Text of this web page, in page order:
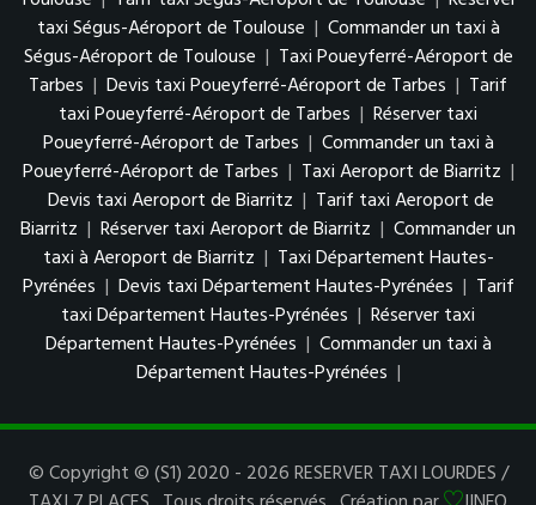
taxi Ségus-Aéroport de Toulouse | Commander un taxi à
Ségus-Aéroport de Toulouse | Taxi Poueyferré-Aéroport de
Tarbes | Devis taxi Poueyferré-Aéroport de Tarbes | Tarif
taxi Poueyferré-Aéroport de Tarbes | Réserver taxi
Poueyferré-Aéroport de Tarbes | Commander un taxi à
Poueyferré-Aéroport de Tarbes | Taxi Aeroport de Biarritz |
Devis taxi Aeroport de Biarritz | Tarif taxi Aeroport de
Biarritz | Réserver taxi Aeroport de Biarritz | Commander un
taxi à Aeroport de Biarritz | Taxi Département Hautes-
Pyrénées | Devis taxi Département Hautes-Pyrénées | Tarif
taxi Département Hautes-Pyrénées | Réserver taxi
Département Hautes-Pyrénées | Commander un taxi à
Département Hautes-Pyrénées |
© Copyright © (S1) 2020 - 2026 RESERVER TAXI LOURDES /